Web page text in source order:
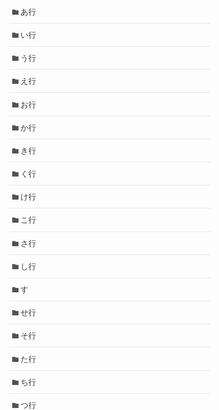
あ行
い行
う行
え行
お行
か行
き行
く行
け行
こ行
さ行
し行
す
せ行
そ行
た行
ち行
つ行